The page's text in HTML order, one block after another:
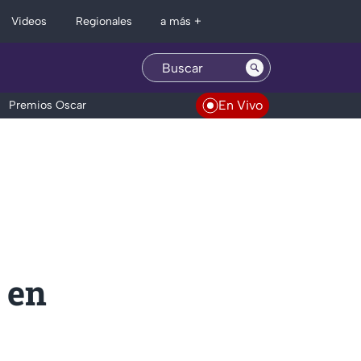
Videos Regionales a más +
Premios Oscar En Vivo